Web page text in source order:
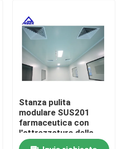
Stanza pulita
modulare SUS201
farmaceutica con
l'attrezzatura della
scatola di passaggio